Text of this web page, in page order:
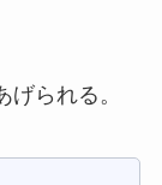
られる。